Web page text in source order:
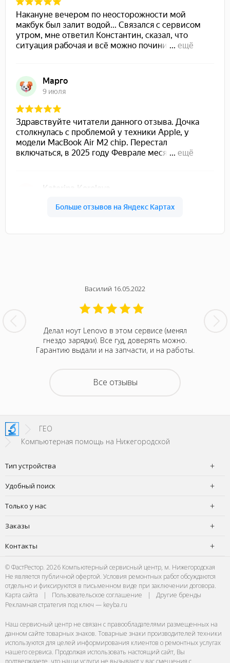
за
Василий 16.05.2022
Делал ноут Lenovo в этом сервисе (менял
гнездо зарядки). Все гуд, доверять можно.
Гарантию выдали и на запчасти, и на работы.
Была
не
Все отзывы
ГЕО
Компьютерная помощь на Нижегородской
Тип устройства
Удобный поиск
Только у нас
Заказы
Контакты
© ФастРестор. 2026 Компьютерный сервисный центр, м. Нижегородская
Не является публичной офертой. Условия ремонтных работ обсуждаются
отдельно и фиксируются в письменном виде при заключении договора.
Карта сайта
| Пользовательское соглашение |
Другие бренды
Рекламная стратегия под ключ — keyba.ru
Наш сервисный центр не связан с правообладателями размещенных на
данном сайте товарных знаков. Товарные знаки производителей техники
используются для целей информирования клиентов о ремонтных услугах
нашего сервиса. Продолжая использовать настоящий сайт, Вы
подтверждаете, что наши услуги не вызывают у вас смешения с